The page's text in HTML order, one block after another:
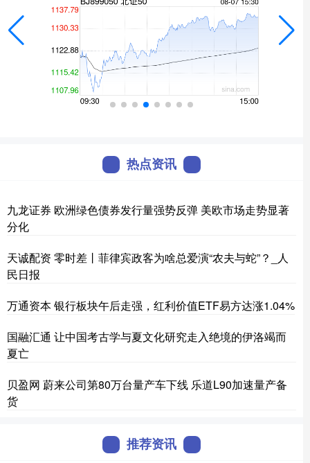
热点资讯
九龙证券 欧洲绿色债券发行量强势反弹 美欧市场走势显著
分化
天诚配资 ‍‍零时差丨菲律宾政客为啥总爱演“农夫与蛇”？_人
民日报
万通资本 银行板块午后走强，红利价值ETF易方达涨1.04%
国融汇通 让中国考古学与夏文化研究走入绝境的伊洛竭而
夏亡
贝盈网 蔚来公司第80万台量产车下线 乐道L90加速量产备
货
推荐资讯